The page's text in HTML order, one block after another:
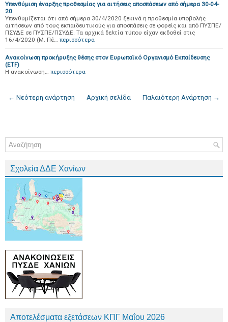
Υπενθύμιση έναρξης προθεσμίας για αιτήσεις αποσπάσεων από σήμερα 30-04-
20
Yπενθυμίζεται ότι από σήμερα 30/4/2020 ξεκινά η προθεσμία υποβολής
αιτήσεων από τους εκπαιδευτικούς για αποσπάσεις σε φορείς και από ΠΥΣΠΕ/
ΠΣΥΔΕ σε ΠΥΣΠΕ/ΠΣΥΔΕ. Τα αρχικά δελτία τύπου είχαν εκδοθεί στις
16/4/2020 (Μ. Πέ… περισσότερα
Ανακοίνωση προκήρυξης θέσης στον Ευρωπαϊκό Οργανισμό Εκπαίδευσης
(ΕΤF)
Η ανακοίνωση… περισσότερα
← Νεότερη ανάρτηση Παλαιότερη Ανάρτηση →
Αρχική σελίδα
Σχολεία ΔΔΕ Χανίων
Αποτελέσματα εξετάσεων ΚΠΓ Μαΐου 2026